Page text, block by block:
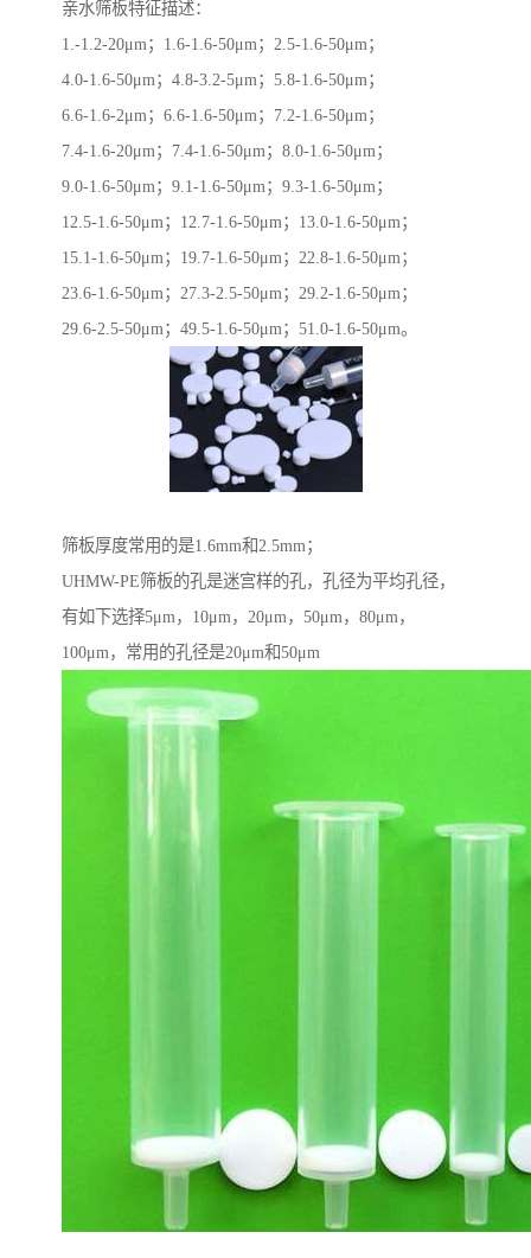
亲水筛板特征描述：
1.-1.2-20μm；1.6-1.6-50μm；2.5-1.6-50μm；
4.0-1.6-50μm；4.8-3.2-5μm；5.8-1.6-50μm；
6.6-1.6-2μm；6.6-1.6-50μm；7.2-1.6-50μm；
7.4-1.6-20μm；7.4-1.6-50μm；8.0-1.6-50μm；
9.0-1.6-50μm；9.1-1.6-50μm；9.3-1.6-50μm；
12.5-1.6-50μm；12.7-1.6-50μm；13.0-1.6-50μm；
15.1-1.6-50μm；19.7-1.6-50μm；22.8-1.6-50μm；
23.6-1.6-50μm；27.3-2.5-50μm；29.2-1.6-50μm；
29.6-2.5-50μm；49.5-1.6-50μm；51.0-1.6-50μm。
筛板厚度常用的是1.6mm和2.5mm；
UHMW-PE筛板的孔是迷宫样的孔，孔径为平均孔径，
有如下选择5μm，10μm，20μm，50μm，80μm，
100μm，常用的孔径是20μm和50μm